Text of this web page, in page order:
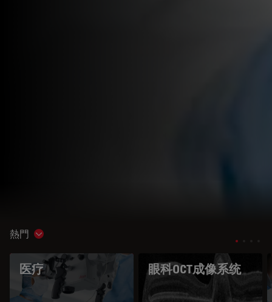
熱門 Show subnavigation
医疗 眼科OCT成像系统